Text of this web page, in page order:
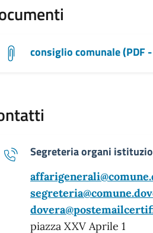
consiglio comunale (PDF
Segreteria organi
piazza XXV Aprile 1